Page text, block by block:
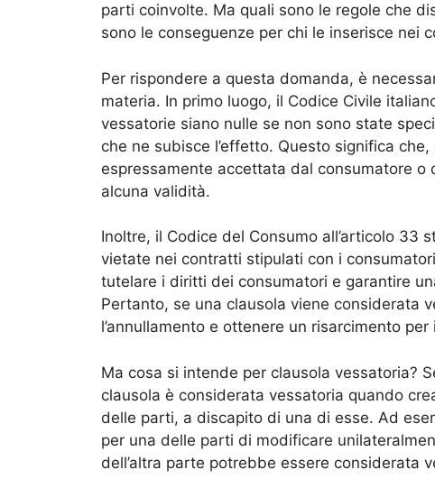
parti coinvolte. Ma quali sono le regole che
sono le conseguenze per chi le inserisce nei
Per rispondere a questa domanda, è
materia. In primo luogo, il Codice Civile
vessatorie siano nulle se non sono state
che ne subisce l’effetto. Questo significa
espressamente accettata dal consumatore
alcuna validità.
Inoltre, il Codice del Consumo all’articolo 33
vietate nei contratti stipulati con i
tutelare i diritti dei consumatori e garantire
Pertanto, se una clausola viene considerata
l’annullamento e ottenere un risarcimento
Ma cosa si intende per clausola vessatoria?
clausola è considerata vessatoria quando
delle parti, a discapito di una di esse. Ad
per una delle parti di modificare
dell’altra parte potrebbe essere considerata